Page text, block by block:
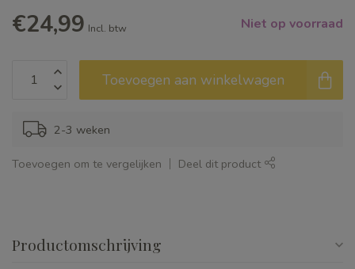
€24,99 Incl. btw Niet op voorraad
Toevoegen aan winkelwagen
2-3 weken
Toevoegen om te vergelijken Deel dit product
Productomschrijving